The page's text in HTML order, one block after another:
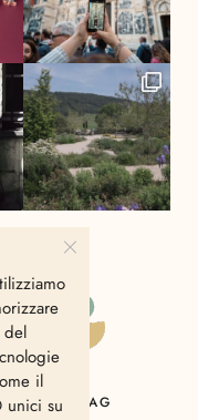
MAG
del
il
unici su